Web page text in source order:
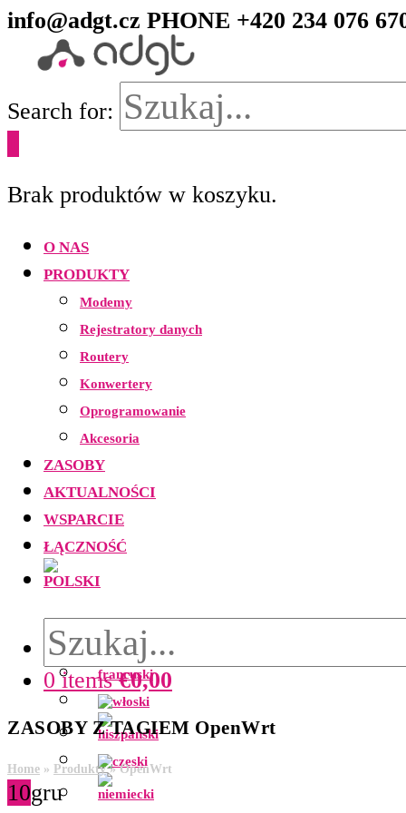
info@adgt.cz PHONE +420 234 076
Search for:
Brak produktów w koszyku.
O NAS
PRODUKTY
Modemy
Rejestratory danych
Routery
Konwertery
Oprogramowanie
Akcesoria
ZASOBY
AKTUALNOŚCI
WSPARCIE
ŁĄCZNOŚĆ
0 items€0,00
ZASOBY Z TAGIEM OpenWrt
Home » Produkty»OpenWrt
10gru